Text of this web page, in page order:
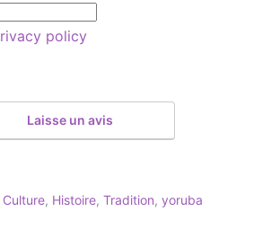
policy
Laisse un avis
Culture, Histoire, Tradition, yoruba